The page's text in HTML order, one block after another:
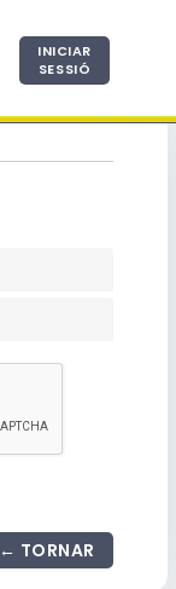
INICIAR
SESSIÓ
TORNAR